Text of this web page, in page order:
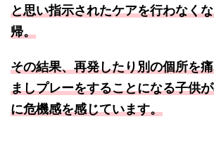
と思い指示されたケアを行わなく
帰。
その結果、再発したり別の個所を
ましプレーをすることになる子供
に危機感を感じています。